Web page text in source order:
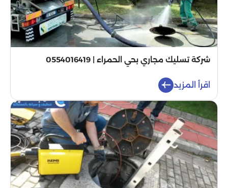
شركة تسليك مجاري بحي الحمراء | 0554016419
اقرأ المزيد